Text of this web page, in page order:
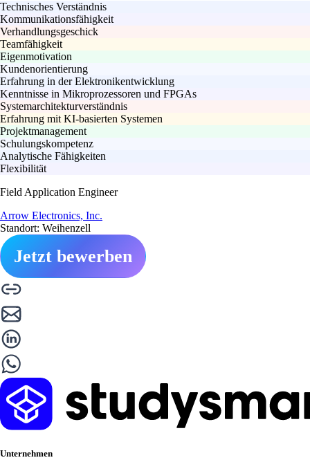
Technisches Verständnis
Kommunikationsfähigkeit
Verhandlungsgeschick
Teamfähigkeit
Eigenmotivation
Kundenorientierung
Erfahrung in der Elektronikentwicklung
Kenntnisse in Mikroprozessoren und FPGAs
Systemarchitekturverständnis
Erfahrung mit KI-basierten Systemen
Projektmanagement
Schulungskompetenz
Analytische Fähigkeiten
Flexibilität
Field Application Engineer
Arrow Electronics, Inc.
Standort: Weihenzell
Jetzt bewerben
Unternehmen